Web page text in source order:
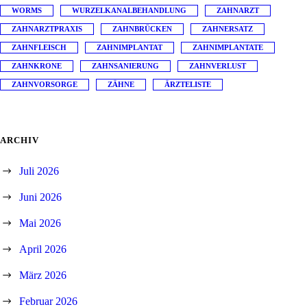
WORMS WURZELKANALBEHANDLUNG ZAHNARZT
ZAHNARZTPRAXIS ZAHNBRÜCKEN ZAHNERSATZ
ZAHNFLEISCH ZAHNIMPLANTAT ZAHNIMPLANTATE
ZAHNKRONE ZAHNSANIERUNG ZAHNVERLUST
ZAHNVORSORGE ZÄHNE ÄRZTELISTE
ARCHIV
Juli 2026
Juni 2026
Mai 2026
April 2026
März 2026
Februar 2026